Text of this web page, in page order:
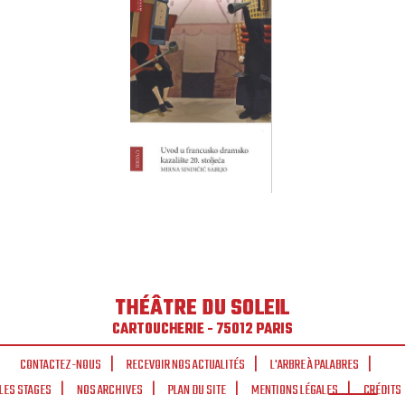
THÉÂTRE DU SOLEIL
CARTOUCHERIE - 75012 PARIS
CONTACTEZ-NOUS
RECEVOIR NOS ACTUALITÉS
L'ARBRE À PALABRES